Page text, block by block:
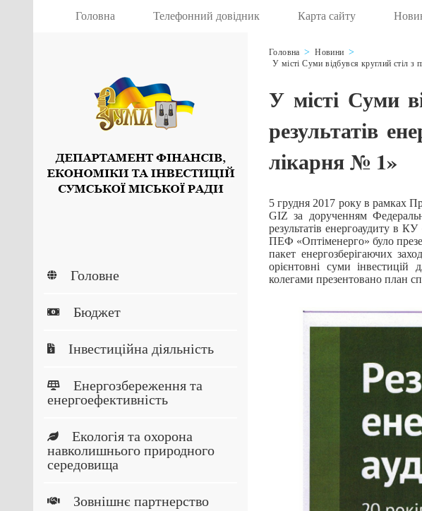
Головна Телефонний довідник Карта сайту
Головне
Бюджет
Інвестиційна діяльність
Енергозбереження та
енергоефективність
Екологія та охорона
навколишнього природного
середовища
Зовнішнє партнерство
Головна
Новини
У місті Суми відбувся круглий стіл з
У місті Суми
результатів
лікарня № 1»
5 грудня 2017 року в рамках
GIZ за дорученням
результатів енергоаудиту в
ПЕФ «Оптіменерго» було
пакет енергозберігаючих
орієнтовні суми інвестицій
колегами презентовано план